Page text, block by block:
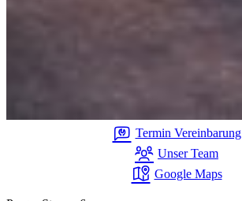
Termin Vereinbarung
Unser Team
Google Maps